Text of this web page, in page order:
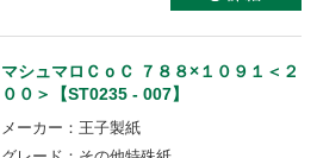
マシュマロＣｏＣ ７８８×１０９１＜２
００＞【ST0235 - 007】
メーカー：王子製紙